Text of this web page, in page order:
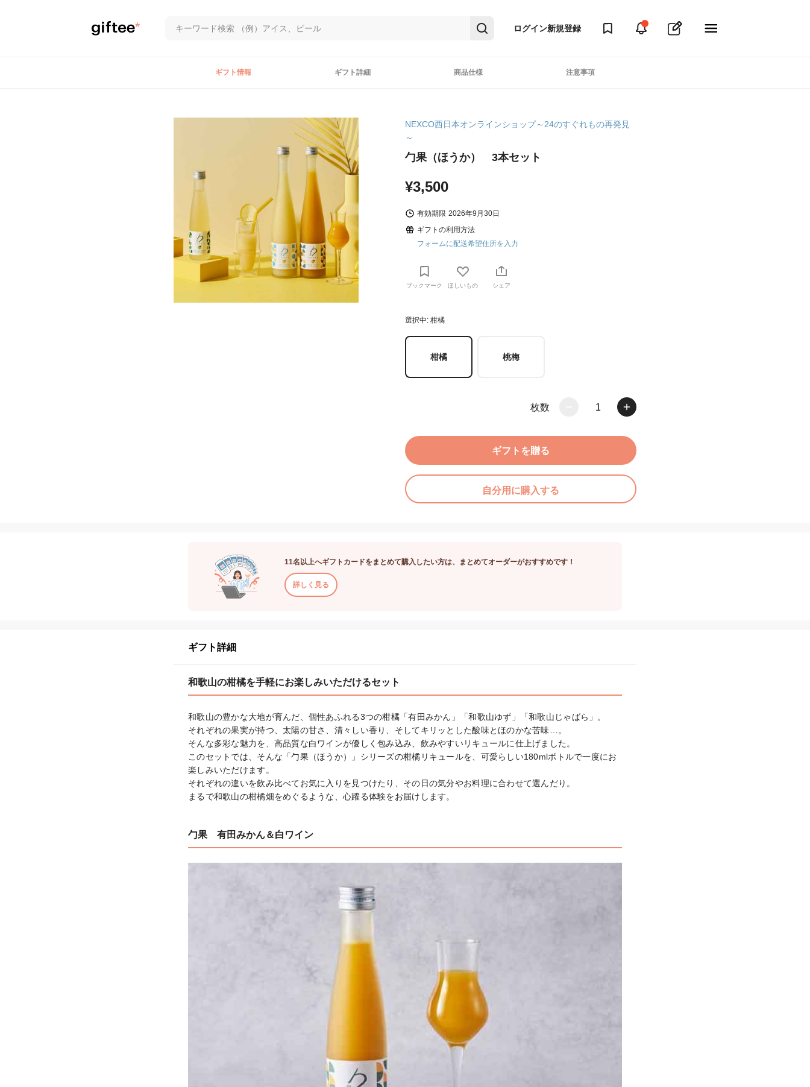
ログイン新規登録
ギフト情報 ギフト詳細 商品仕様 注意事項
NEXCO西日本オンラインショップ～24のすぐれもの再発見
～
勹果（ほうか） 3本セット
¥3,500
有効期限 2026年9月30日
ギフトの利用方法
フォームに配送希望住所を入力
ブックマーク ほしいもの シェア
選択中: 柑橘
柑橘 桃梅
枚数 1
ギフトを贈る
自分用に購入する
11名以上へギフトカードをまとめて購入したい方は、まとめてオーダーがおすすめです！
詳しく見る
ギフト詳細
和歌山の柑橘を手軽にお楽しみいただけるセット
和歌山の豊かな大地が育んだ、個性あふれる3つの柑橘「有田みかん」「和歌山ゆず」「和歌山じゃばら」。
それぞれの果実が持つ、太陽の甘さ、清々しい香り、そしてキリッとした酸味とほのかな苦味…。
そんな多彩な魅力を、高品質な白ワインが優しく包み込み、飲みやすいリキュールに仕上げました。
このセットでは、そんな「勹果（ほうか）」シリーズの柑橘リキュールを、可愛らしい180mlボトルで一度にお
楽しみいただけます。
それぞれの違いを飲み比べてお気に入りを見つけたり、その日の気分やお料理に合わせて選んだり。
まるで和歌山の柑橘畑をめぐるような、心躍る体験をお届けします。
勹果 有田みかん＆白ワイン